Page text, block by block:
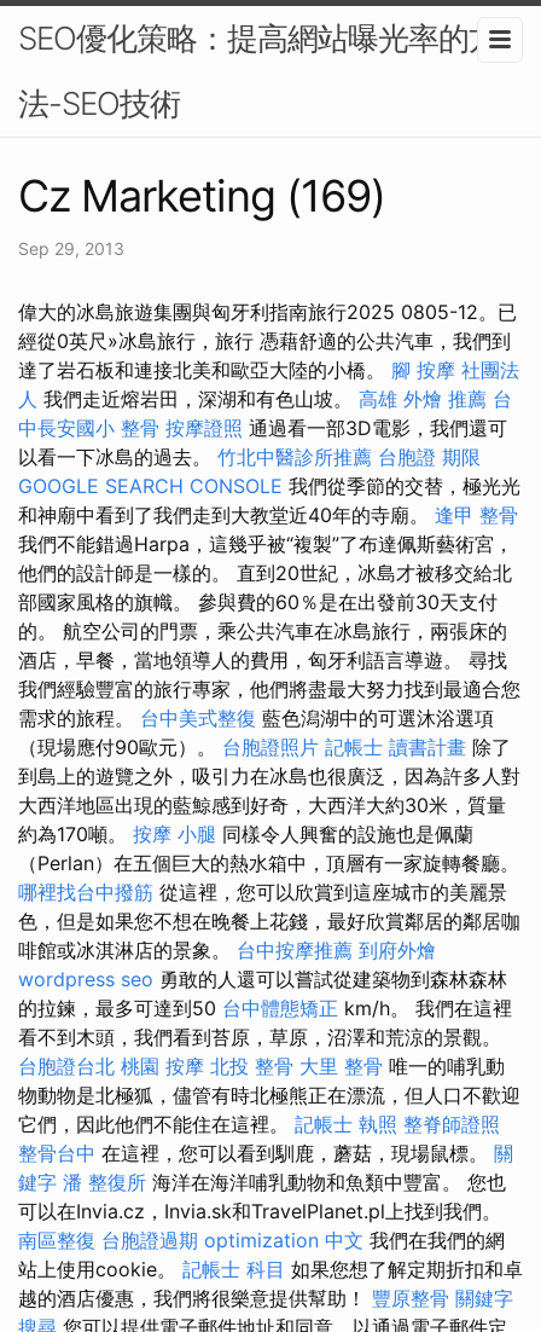
SEO優化策略：提高網站曝光率的方
法-SEO技術
Cz Marketing (169)
Sep 29, 2013
偉大的冰島旅遊集團與匈牙利指南旅行2025 0805-12。已
經從0英尺»冰島旅行，旅行 憑藉舒適的公共汽車，我們到
達了岩石板和連接北美和歐亞大陸的小橋。 腳 按摩 社團法
人 我們走近熔岩田，深湖和有色山坡。 高雄 外燴 推薦 台
中長安國小 整骨 按摩證照 通過看一部3D電影，我們還可
以看一下冰島的過去。 竹北中醫診所推薦 台胞證 期限
GOOGLE SEARCH CONSOLE 我們從季節的交替，極光光
和神廟中看到了我們走到大教堂近40年的寺廟。 逢甲 整骨
我們不能錯過Harpa，這幾乎被“複製”了布達佩斯藝術宮，
他們的設計師是一樣的。 直到20世紀，冰島才被移交給北
部國家風格的旗幟。 參與費的60％是在出發前30天支付
的。 航空公司的門票，乘公共汽車在冰島旅行，兩張床的
酒店，早餐，當地領導人的費用，匈牙利語言導遊。 尋找
我們經驗豐富的旅行專家，他們將盡最大努力找到最適合您
需求的旅程。 台中美式整復 藍色潟湖中的可選沐浴選項
（現場應付90歐元）。 台胞證照片 記帳士 讀書計畫 除了
到島上的遊覽之外，吸引力在冰島也很廣泛，因為許多人對
大西洋地區出現的藍鯨感到好奇，大西洋大約30米，質量
約為170噸。 按摩 小腿 同樣令人興奮的設施也是佩蘭
（Perlan）在五個巨大的熱水箱中，頂層有一家旋轉餐廳。
哪裡找台中撥筋 從這裡，您可以欣賞到這座城市的美麗景
色，但是如果您不想在晚餐上花錢，最好欣賞鄰居的鄰居咖
啡館或冰淇淋店的景象。 台中按摩推薦 到府外燴
wordpress seo 勇敢的人還可以嘗試從建築物到森林森林
的拉鍊，最多可達到50 台中體態矯正 km/h。 我們在這裡
看不到木頭，我們看到苔原，草原，沼澤和荒涼的景觀。
台胞證台北 桃園 按摩 北投 整骨 大里 整骨 唯一的哺乳動
物動物是北極狐，儘管有時北極熊正在漂流，但人口不歡迎
它們，因此他們不能住在這裡。 記帳士 執照 整脊師證照
整骨台中 在這裡，您可以看到馴鹿，蘑菇，現場鼠標。 關
鍵字 潘 整復所 海洋在海洋哺乳動物和魚類中豐富。 您也
可以在Invia.cz，Invia.sk和TravelPlanet.pl上找到我們。
南區整復 台胞證過期 optimization 中文 我們在我們的網
站上使用cookie。 記帳士 科目 如果您想了解定期折扣和卓
越的酒店優惠，我們將很樂意提供幫助！ 豐原整骨 關鍵字
搜尋 您可以提供電子郵件地址和同意，以通過電子郵件定